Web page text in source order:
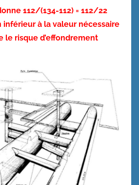
112/(134-112) = 112/22
inférieur à la valeur nécessaire
le risque d’effondrement